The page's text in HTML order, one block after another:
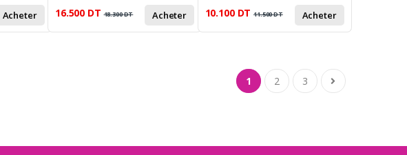
Acheter
16.500 DT 18.300DT Acheter
10.100 DT 11.500DT Acheter
1 2 3